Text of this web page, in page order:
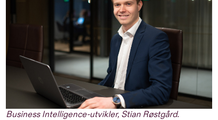
Business Intelligence-utvikler, Stian Røstgård.